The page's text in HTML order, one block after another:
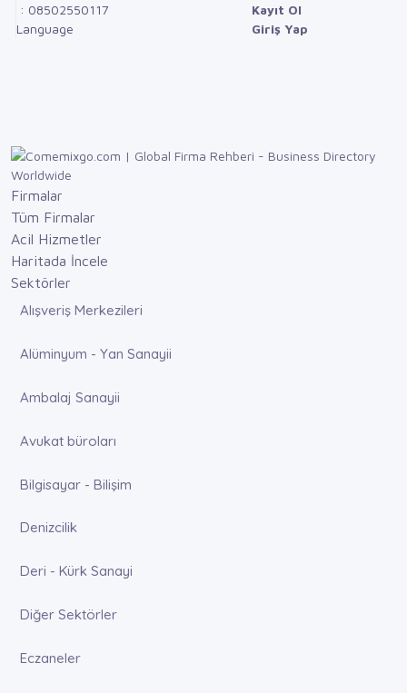
: 08502550117
Language
Kayıt Ol
Giriş Yap
Firmalar
Tüm Firmalar
Acil Hizmetler
Haritada İncele
Sektörler
Alışveriş Merkezileri
Alüminyum - Yan Sanayii
Ambalaj Sanayii
Avukat büroları
Bilgisayar - Bilişim
Denizcilik
Deri - Kürk Sanayi
Diğer Sektörler
Eczaneler